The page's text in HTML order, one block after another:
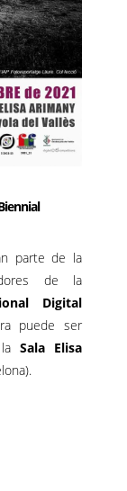
parte de la
de la
Digital
puede ser
laSala Elisa